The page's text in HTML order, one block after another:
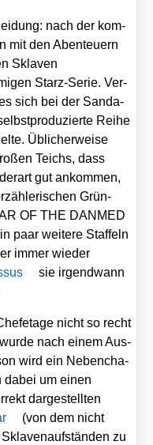
nach der kom­
mit den Aben­teu­ern
Skla­ven
Starz-Serie. Ver­
sich bei der San­da­
Rei­he
Übli­cher­wei­se
Teichs, dass
gut ankom­men,
Grün­
OF THE DANMED
paar wei­te­re Staf­feln
immer wie­der
sie irgend­wann
nicht so recht
nach einem Aus­
wird ein Neben­cha­
dabei um einen
dar­ge­stell­ten
(von dem nicht
zu